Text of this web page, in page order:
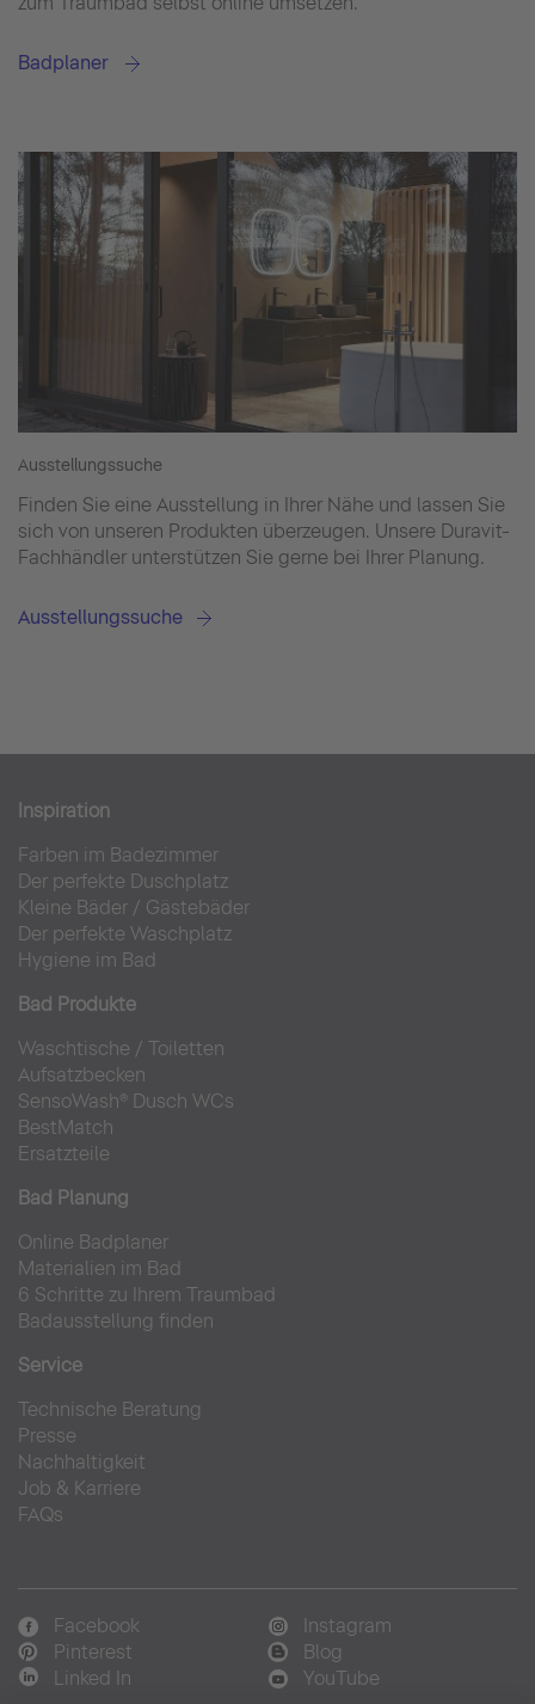
Badplaner
Ausstellungssuche
Finden Sie eine Ausstellung in Ihrer Nähe und lassen Sie
sich von unseren Produkten überzeugen. Unsere Duravit-
Fachhändler unterstützen Sie gerne bei Ihrer Planung.
Ausstellungssuche
Inspiration
Farben im Badezimmer
Der perfekte Duschplatz
Kleine Bäder / Gästebäder
Der perfekte Waschplatz
Hygiene im Bad
Bad Produkte
Waschtische / Toiletten
Aufsatzbecken
SensoWash® Dusch WCs
BestMatch
Ersatzteile
Bad Planung
Online Badplaner
Materialien im Bad
6 Schritte zu Ihrem Traumbad
Badausstellung finden
Service
Technische Beratung
Presse
Nachhaltigkeit
Job & Karriere
FAQs
Facebook
Instagram
Pinterest
Blog
Linked In
YouTube